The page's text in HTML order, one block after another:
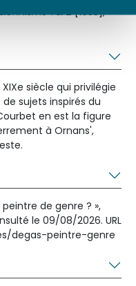
1 & 2[1955],
siècle qui privilégie
sujets inspirés du
en est la figure
à Ornans',
peintre de genre ? »,
le 09/08/2026. URL
degas-peintre-genre